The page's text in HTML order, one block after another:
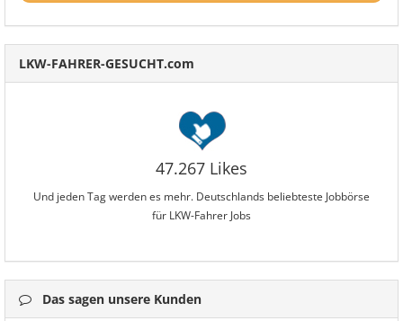
LKW-FAHRER-GESUCHT.com
47.267 Likes
Und jeden Tag werden es mehr. Deutschlands beliebteste Jobbörse
für LKW-Fahrer Jobs
Das sagen unsere Kunden